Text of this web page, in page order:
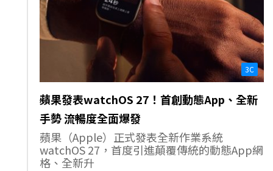
3C
蘋果發表watchOS 27！首創動態App、全新
手勢 流暢度全面爆發
蘋果（Apple）正式發表全新作業系統
watchOS 27，首度引進顛覆傳統的動態App網
格、全新升